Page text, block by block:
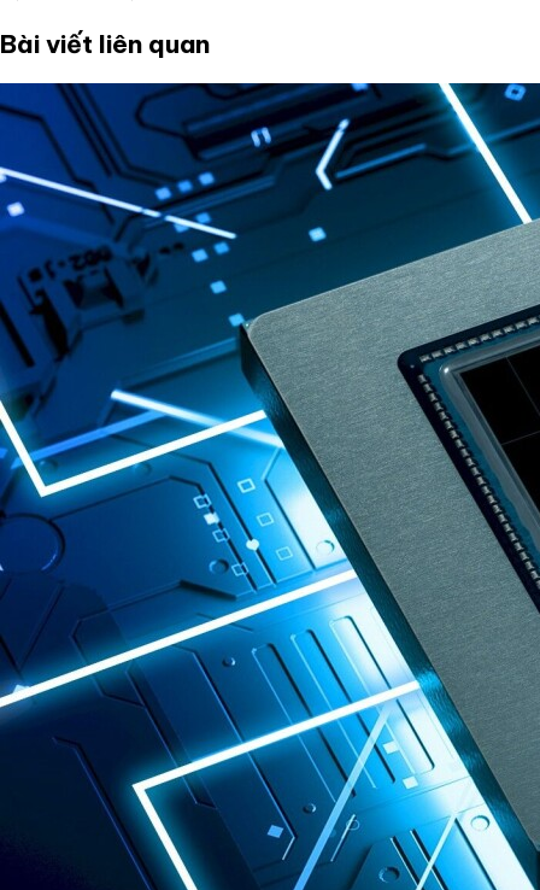
Bài viết liên quan